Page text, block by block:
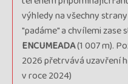
UZAVŘENO, průvodce:
Kód termínu
výhledy na všechny
"padáme" a chvílemi zase
ENCUMEADA(1 007 m).
2026 přetrvává uzavření
v roce 2024)